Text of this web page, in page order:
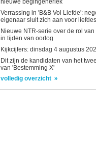
nieuwe begingeneriek
Verrassing in 'B&B Vol Liefde':
eigenaar sluit zich aan voor
Nieuwe NTR-serie over de rol
in tijden van oorlog
Kijkcijfers: dinsdag 4 augustus
Dit zijn de kandidaten van het
van 'Bestemming X'
volledig overzicht